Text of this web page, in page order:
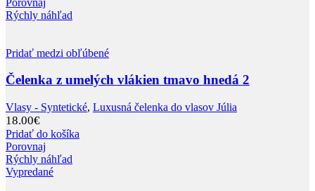
Rýchly náhľad
Pridať medzi obľúbené
Čelenka z umelých vlákien tmavo hnedá 2
Vlasy - Syntetické, Luxusná čelenka do vlasov Júlia
18.00€
Pridať do košíka
Porovnaj
Rýchly náhľad
Vypredané